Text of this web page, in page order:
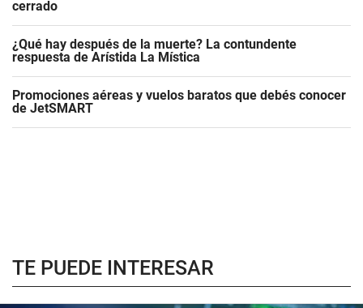
cerrado
¿Qué hay después de la muerte? La contundente
respuesta de Arístida La Mística
Promociones aéreas y vuelos baratos que debés conocer
de JetSMART
TE PUEDE INTERESAR